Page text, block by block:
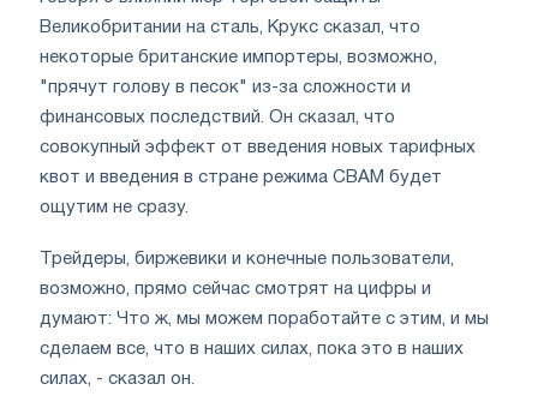
Великобритании на сталь, Крукс сказал, что
некоторые британские импортеры, возможно,
"прячут голову в песок" из-за сложности и
финансовых последствий. Он сказал, что
совокупный эффект от введения новых тарифных
квот и введения в стране режима CBAM будет
ощутим не сразу.
Трейдеры, биржевики и конечные пользователи,
возможно, прямо сейчас смотрят на цифры и
думают: Что ж, мы можем поработайте с этим, и мы
сделаем все, что в наших силах, пока это в наших
силах, - сказал он.